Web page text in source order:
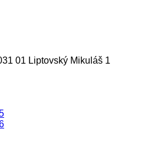
01 Liptovský Mikuláš 1